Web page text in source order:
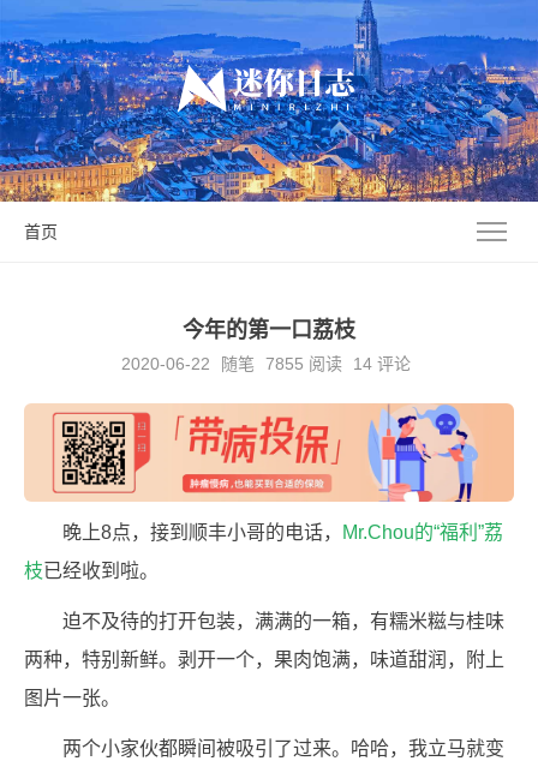
首页
今年的第一口荔枝
2020-06-22 随笔 7855 阅读 14 评论
晚上8点，接到顺丰小哥的电话，
Mr.Chou的“福利”荔
枝已经收到啦。
迫不及待的打开包装，满满的一箱，有糯米糍与桂味
两种，特别新鲜。剥开一个，果肉饱满，味道甜润，附上
图片一张。
两个小家伙都瞬间被吸引了过来。哈哈，我立马就变